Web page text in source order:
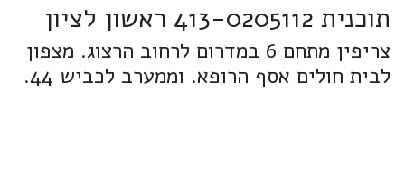
תוכנית 413-0205112 ראשון לציון
צריפין מתחם 6 במדרום לרחוב הרצוג. מצפון
לבית חולים אסף הרופא. וממערב לכביש 44.